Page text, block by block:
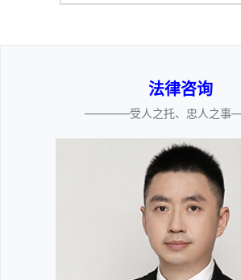
法律咨询
————受人之托、忠人之